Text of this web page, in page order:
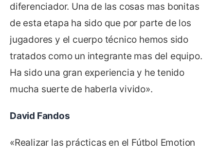
diferenciador. Una de las cosas mas bonitas
de esta etapa ha sido que por parte de los
jugadores y el cuerpo técnico hemos sido
tratados como un integrante mas del equipo.
Ha sido una gran experiencia y he tenido
mucha suerte de haberla vivido».
David Fandos
«Realizar las prácticas en el Fútbol Emotion